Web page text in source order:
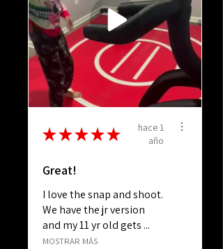
★★★★★
hace 1
año
Great!
I love the snap and shoot.
We have the jr version
and my 11 yr old gets ...
MOSTRAR MÁS